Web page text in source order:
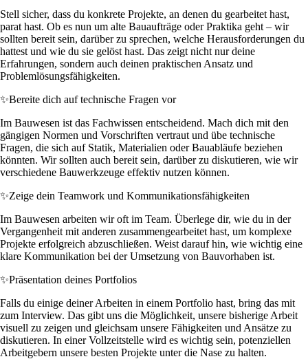
Stell sicher, dass du konkrete Projekte, an denen du gearbeitet hast,
parat hast. Ob es nun um alte Bauaufträge oder Praktika geht – wir
sollten bereit sein, darüber zu sprechen, welche Herausforderungen du
hattest und wie du sie gelöst hast. Das zeigt nicht nur deine
Erfahrungen, sondern auch deinen praktischen Ansatz und
Problemlösungsfähigkeiten.
✨Bereite dich auf technische Fragen vor
Im Bauwesen ist das Fachwissen entscheidend. Mach dich mit den
gängigen Normen und Vorschriften vertraut und übe technische
Fragen, die sich auf Statik, Materialien oder Bauabläufe beziehen
könnten. Wir sollten auch bereit sein, darüber zu diskutieren, wie wir
verschiedene Bauwerkzeuge effektiv nutzen können.
✨Zeige dein Teamwork und Kommunikationsfähigkeiten
Im Bauwesen arbeiten wir oft im Team. Überlege dir, wie du in der
Vergangenheit mit anderen zusammengearbeitet hast, um komplexe
Projekte erfolgreich abzuschließen. Weist darauf hin, wie wichtig eine
klare Kommunikation bei der Umsetzung von Bauvorhaben ist.
✨Präsentation deines Portfolios
Falls du einige deiner Arbeiten in einem Portfolio hast, bring das mit
zum Interview. Das gibt uns die Möglichkeit, unsere bisherige Arbeit
visuell zu zeigen und gleichsam unsere Fähigkeiten und Ansätze zu
diskutieren. In einer Vollzeitstelle wird es wichtig sein, potenziellen
Arbeitgebern unsere besten Projekte unter die Nase zu halten.